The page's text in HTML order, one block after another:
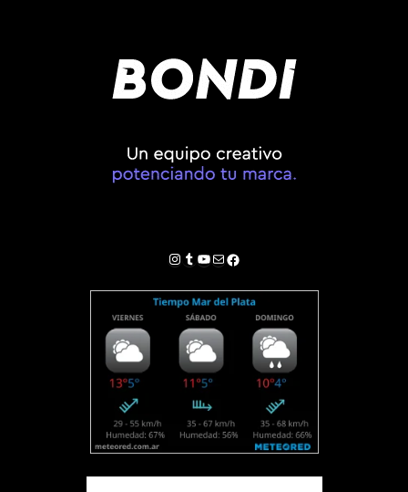
Instagram
Tumblr
YouTube
Correo electrónico
Facebook